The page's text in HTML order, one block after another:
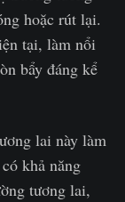
hoặc rút lại.
tại, làm nổi
bẩy đáng kể
lai này làm
khả năng
tương lai,